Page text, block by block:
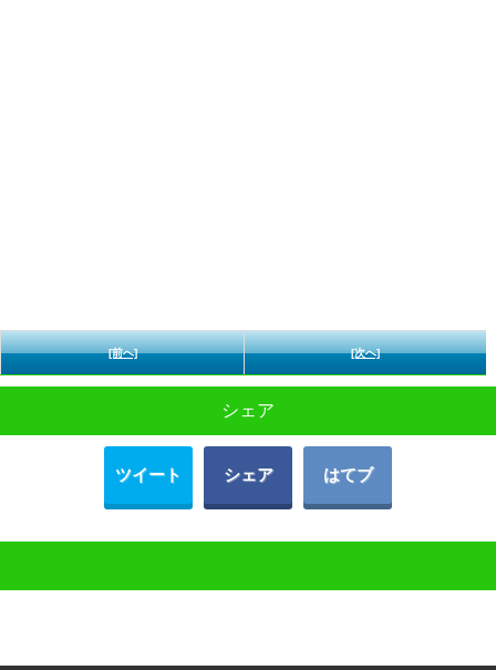
[前へ] [次へ]
シェア
ツイート シェア はてブ